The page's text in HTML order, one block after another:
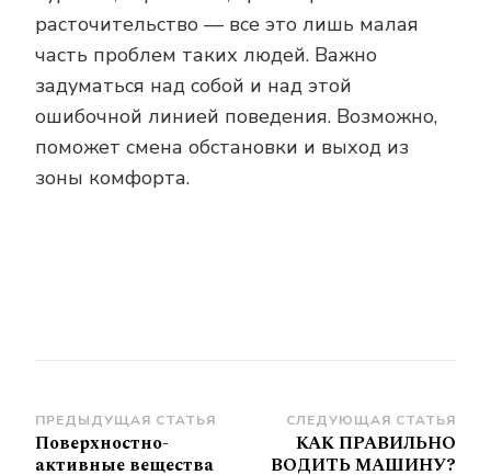
расточительство — все это лишь малая
часть проблем таких людей. Важно
задуматься над собой и над этой
ошибочной линией поведения. Возможно,
поможет смена обстановки и выход из
зоны комфорта.
Навигация
по
ПРЕДЫДУЩАЯ СТАТЬЯ
Поверхностно-
активные вещества
СЛЕДУЮЩАЯ СТАТЬЯ
КАК ПРАВИЛЬНО
ВОДИТЬ МАШИНУ?